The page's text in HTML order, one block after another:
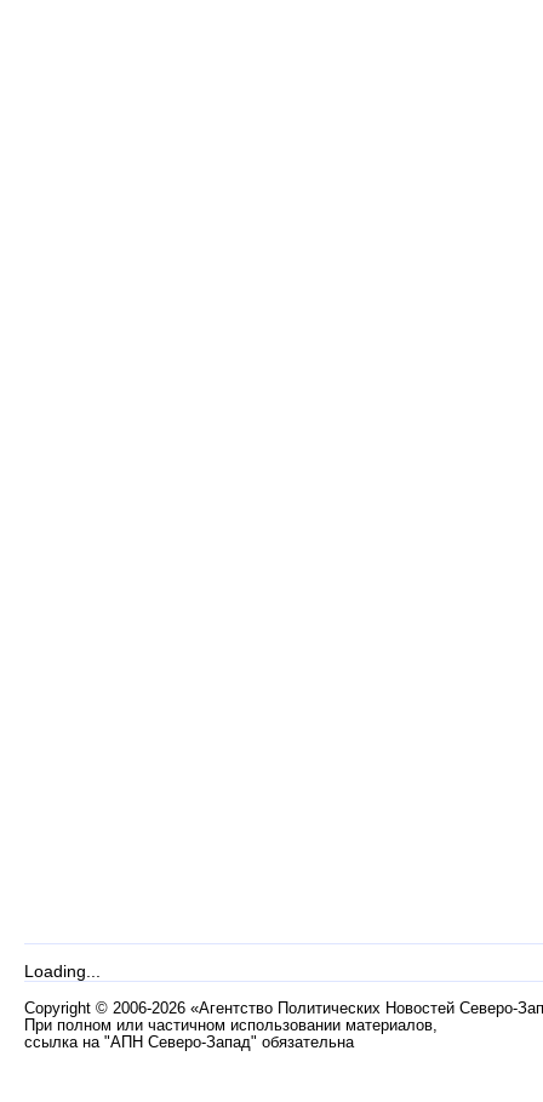
Loading...
Copyright © 2006-2026 «Агентство Политических Новостей Северо-
При полном или частичном использовании материалов,
ссылка на "АПН Северо-Запад" обязательна